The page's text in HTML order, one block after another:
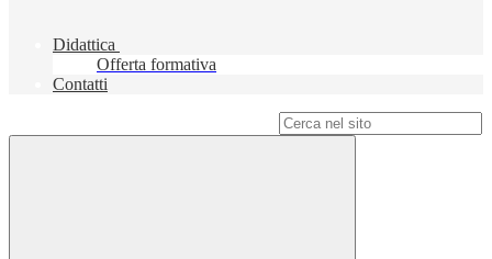
Didattica
Offerta formativa
Contatti